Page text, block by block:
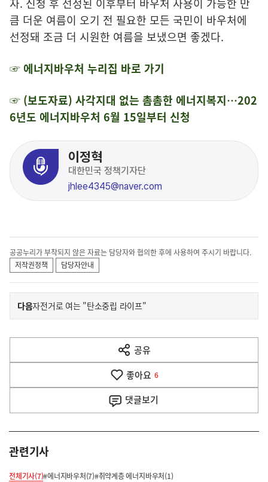
자. 신청 후 선정된 이후부터 바우처 사용이 가능한 만
큼 더운 여름이 오기 전 필요한 모든 국민이 바우처에
선정돼 조금 더 시원한 여름을 보냈으면 좋겠다.
☞ 에너지바우처 누리집 바로 가기
☞ (보도자료) 사각지대 없는 촘촘한 에너지복지…202
6년도 에너지바우처 6월 15일부터 신청
이정혁
대한민국 정책기자단
jhlee4345@naver.com
공공누리가 부착되지 않은 자료는 담당자와 협의한 후에 사용하여 주시기 바랍니다.
저작권정책
담당자안내
이
전
다
음
다음기
사
자전거로 여는 "탄소중립 라이프"
공유
열
기
좋아요 6
댓글보기
관련기사
전체기사(7)#에너지바우처(7)#취약계층 에너지바우처(1)